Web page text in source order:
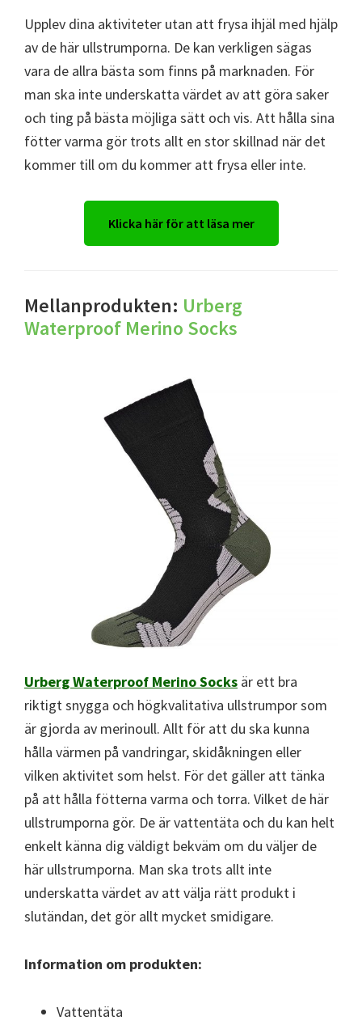
Upplev dina aktiviteter utan att frysa ihjäl med hjälp
av de här ullstrumporna. De kan verkligen sägas
vara de allra bästa som finns på marknaden. För
man ska inte underskatta värdet av att göra saker
och ting på bästa möjliga sätt och vis. Att hålla sina
fötter varma gör trots allt en stor skillnad när det
kommer till om du kommer att frysa eller inte.
Klicka här för att läsa mer
Mellanprodukten: Urberg
Waterproof Merino Socks
Urberg Waterproof MerinoSocks är ett bra
riktigt snygga och högkvalitativa ullstrumpor som
är gjorda av merinoull. Allt för att du ska kunna
hålla värmen på vandringar, skidåkningen eller
vilken aktivitet som helst. För det gäller att tänka
på att hålla fötterna varma och torra. Vilket de här
ullstrumporna gör. De är vattentäta och du kan helt
enkelt känna dig väldigt bekväm om du väljer de
här ullstrumporna. Man ska trots allt inte
underskatta värdet av att välja rätt produkt i
slutändan, det gör allt mycket smidigare.
Information om produkten:
Vattentäta